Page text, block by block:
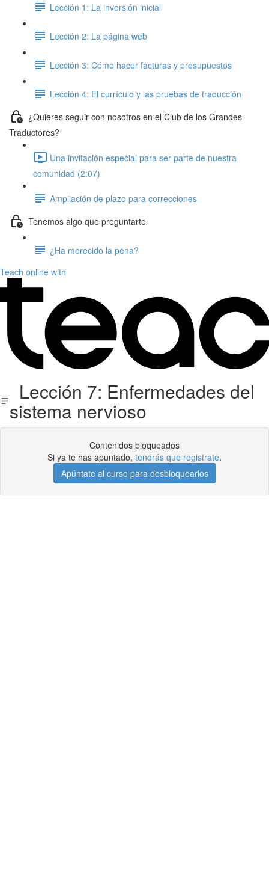
Lección 1: La inversión inicial
Lección 2: La página web
Lección 3: Cómo hacer facturas y presupuestos
Lección 4: El currículo y las pruebas de traducción
¿Quieres seguir con nosotros en el Club de los Grandes
Traductores?
Una invitación especial para ser parte de nuestra
comunidad (2:07)
Ampliación de plazo para correcciones
Tenemos algo que preguntarte
¿Ha merecido la pena?
Teach online with
Lección 7: Enfermedades del
sistema nervioso
Contenidos bloqueados
Si ya te has apuntado, tendrás que registrate.
Apúntate al curso para desbloquearlos